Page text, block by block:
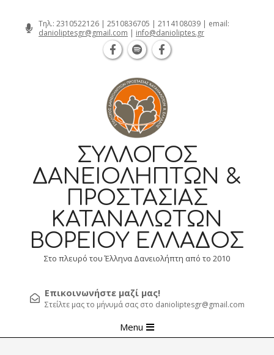
Τηλ.: 2310522126 | 2510836705 | 2114108039 | email:
danioliptesgr@gmail.com | info@danioliptes.gr
ΣΎΛΛΟΓΟΣ
ΔΑΝΕΙΟΛΗΠΤΏΝ &
ΠΡΟΣΤΑΣΊΑΣ
ΚΑΤΑΝΑΛΩΤΏΝ
ΒΟΡΕΊΟΥ ΕΛΛΆΔΟΣ
Στο πλευρό του Έλληνα Δανειολήπτη από το 2010
Επικοινωνήστε μαζί μας!
Στείλτε μας το μήνυμά σας στο danioliptesgr@gmail.com
Navigation
Menu